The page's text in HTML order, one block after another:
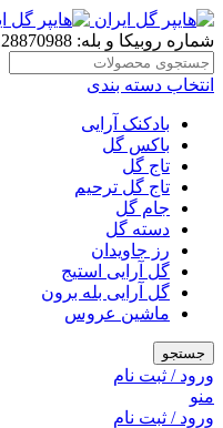
شماره روبیکا و بله: 09128870988
انتخاب دسته بندی
بادکنک آرایی
باکس گل
تاج گل
تاج گل ترحیم
جام گل
دسته گل
رز جاویدان
گل آرایی استیج
گل آرایی بله برون
ماشین عروس
جستجو
ورود / ثبت نام
منو
ورود / ثبت نام